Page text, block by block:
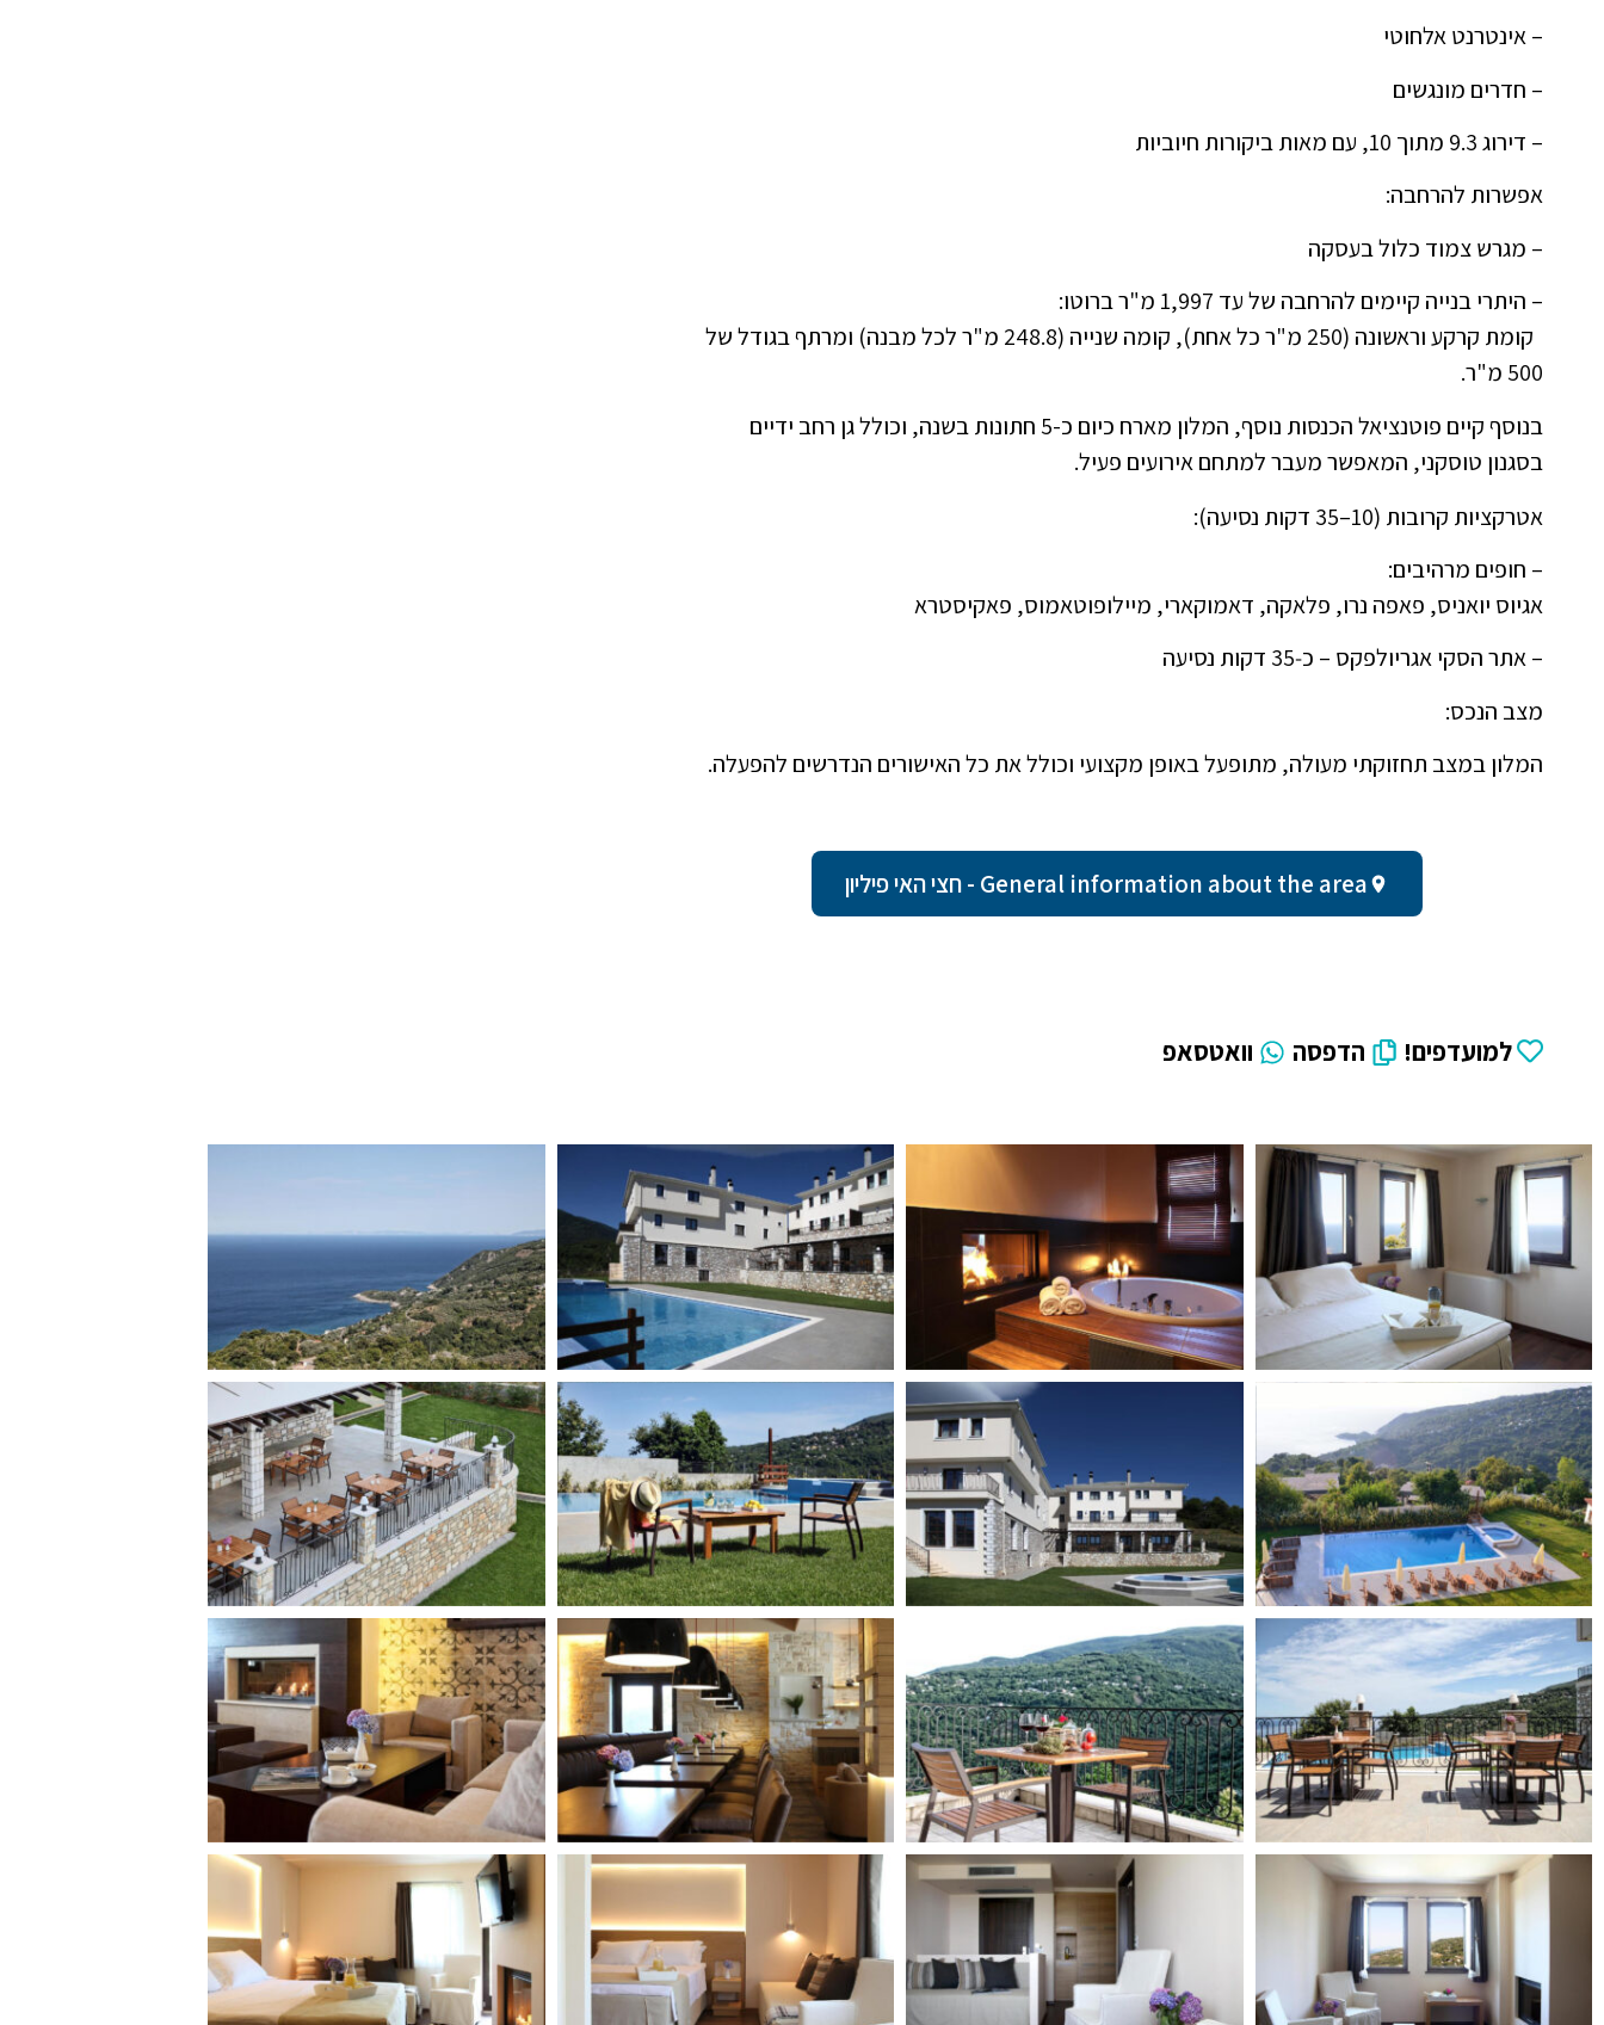
– אינטרנט אלחוטי
– חדרים מונגשים
– דירוג 9.3 מתוך 10, עם מאות ביקורות חיוביות
אפשרות להרחבה:
– מגרש צמוד כלול בעסקה
– היתרי בנייה קיימים להרחבה של עד 1,997 מ"ר ברוטו:
קומת קרקע וראשונה (250 מ"ר כל אחת), קומה שנייה (248.8 מ"ר לכל מבנה) ומרתף בגודל של
500 מ"ר.
בנוסף קיים פוטנציאל הכנסות נוסף, המלון מארח כיום כ-5 חתונות בשנה, וכולל גן רחב ידיים
בסגנון טוסקני, המאפשר מעבר למתחם אירועים פעיל.
אטרקציות קרובות (10–35 דקות נסיעה):
– חופים מרהיבים:
אגיוס יואניס, פאפה נרו, פלאקה, דאמוקארי, מיילופוטאמוס, פאקיסטרא
– אתר הסקי אגריולפקס – כ‑35 דקות נסיעה
מצב הנכס:
המלון במצב תחזוקתי מעולה, מתופעל באופן מקצועי וכולל את כל האישורים הנדרשים להפעלה.
General information about the area - חצי האי פיליון
למועדפים! הדפסה וואטסאפ